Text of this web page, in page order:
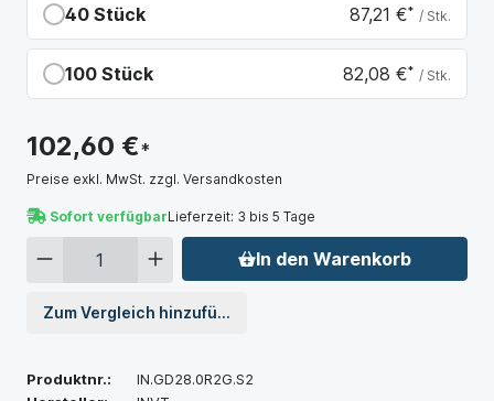
40 Stück 87,21 €* / Stk.
100 Stück 82,08 €* / Stk.
102,60 €*
Preise exkl. MwSt. zzgl. Versandkosten
Sofort verfügbarLieferzeit: 3 bis 5 Tage
In den Warenkorb
Zum Vergleich hinzufügen
Produktnr.:
IN.GD28.0R2G.S2